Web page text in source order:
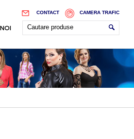
CAMERA TRAFIC
CONTACT